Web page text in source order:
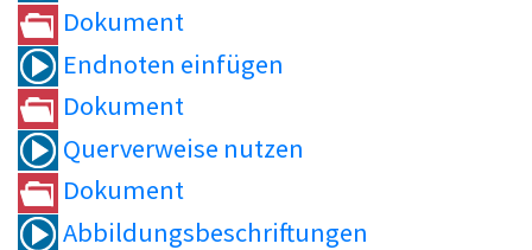
Dokument
Endnoten einfügen
Dokument
Querverweise nutzen
Dokument
Abbildungsbeschriftungen